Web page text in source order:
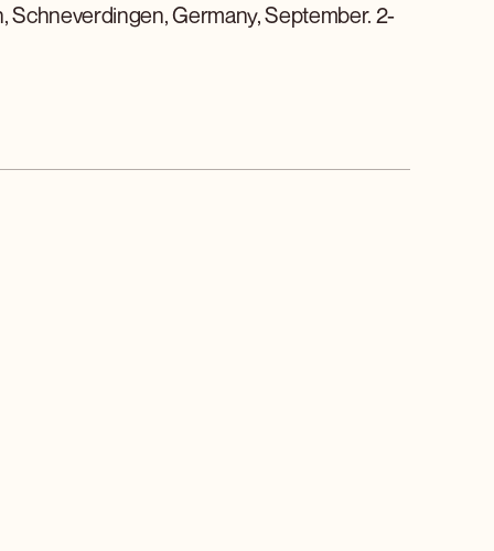
Schneverdingen, Germany, September. 2-